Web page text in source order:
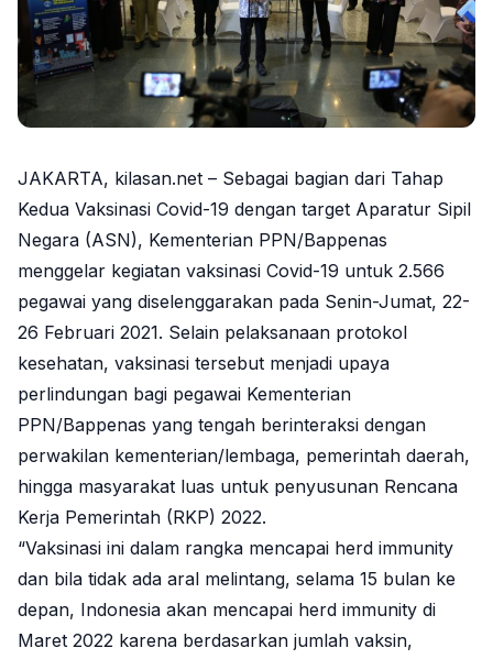
JAKARTA, kilasan.net – Sebagai bagian dari Tahap
Kedua Vaksinasi Covid-19 dengan target Aparatur Sipil
Negara (ASN), Kementerian PPN/Bappenas
menggelar kegiatan vaksinasi Covid-19 untuk 2.566
pegawai yang diselenggarakan pada Senin-Jumat, 22-
26 Februari 2021. Selain pelaksanaan protokol
kesehatan, vaksinasi tersebut menjadi upaya
perlindungan bagi pegawai Kementerian
PPN/Bappenas yang tengah berinteraksi dengan
perwakilan kementerian/lembaga, pemerintah daerah,
hingga masyarakat luas untuk penyusunan Rencana
Kerja Pemerintah (RKP) 2022.
“Vaksinasi ini dalam rangka mencapai herd immunity
dan bila tidak ada aral melintang, selama 15 bulan ke
depan, Indonesia akan mencapai herd immunity di
Maret 2022 karena berdasarkan jumlah vaksin,